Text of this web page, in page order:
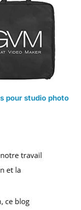
pour studio photo